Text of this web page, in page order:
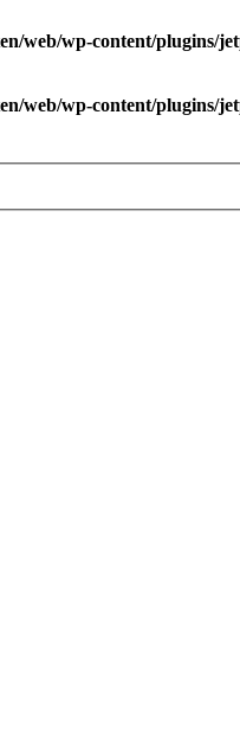
web/wp-content/plugins/
web/wp-content/plugins/